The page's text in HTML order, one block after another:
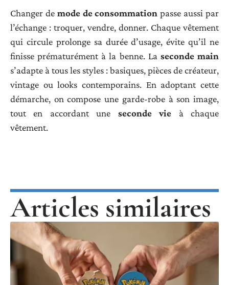
Changer de mode de consommation passe aussi par
l’échange : troquer, vendre, donner. Chaque vêtement
qui circule prolonge sa durée d’usage, évite qu’il ne
finisse prématurément à la benne. La seconde main
s’adapte à tous les styles : basiques, pièces de créateur,
vintage ou looks contemporains. En adoptant cette
démarche, on compose une garde-robe à son image,
tout en accordant une seconde vie à chaque
vêtement.
Articles similaires